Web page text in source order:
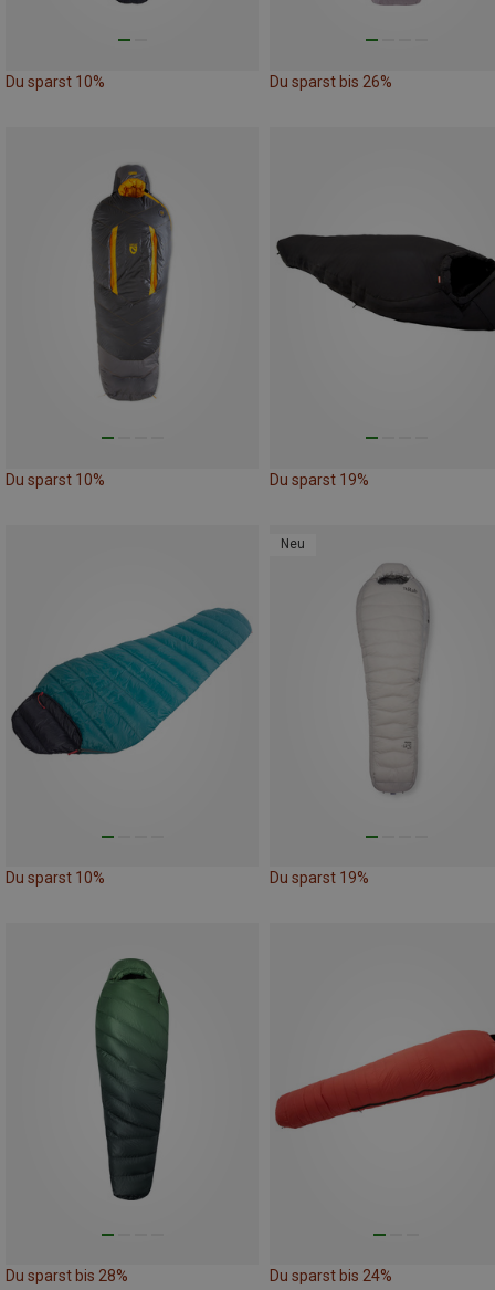
Du sparst 10% Du sparst bis 26%
Du sparst 10% Du sparst 19%
Du sparst 10%
Neu
Du sparst 19%
Du sparst bis 28% Du sparst bis 24%